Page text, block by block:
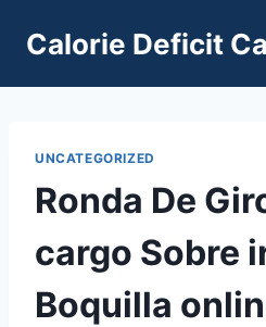
Calorie Deficit
UNCATEGORIZED
Ronda De
cargo Sobre
Boquilla